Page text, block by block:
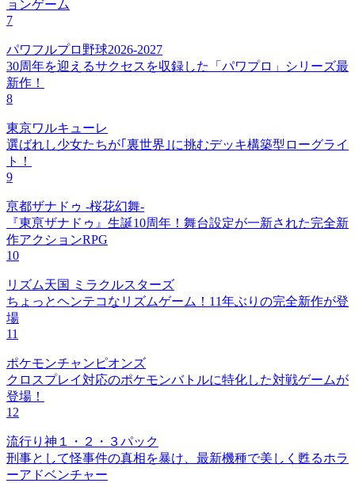
ョンゲーム
7
パワフルプロ野球2026-2027
30周年を迎えるサクセスを収録した「パワプロ」シリーズ最
新作！
8
東京ワルキューレ
選ばれし少女たちが｢裏世界｣に挑むデッキ構築型ローグライ
ト！
9
亰都ザナドゥ -桜花幻舞-
『東亰ザナドゥ』生誕10周年！舞台設定が一新された完全新
作アクションRPG
10
リズム天国 ミラクルスターズ
ちょっとヘンテコなリズムゲーム！11年ぶりの完全新作が登
場
11
ポケモンチャンピオンズ
クロスプレイ対応のポケモンバトルに特化した対戦ゲームが
登場！
12
流行り神１・２・３パック
刑事として怪事件の真相を暴け、最新機種で美しく甦るホラ
ーアドベンチャー